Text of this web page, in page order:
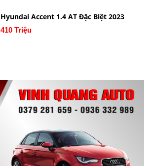
Hyundai Accent 1.4 AT Đặc Biệt 2023
410 Triệu